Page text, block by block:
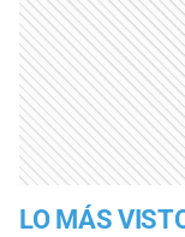
LO MÁS